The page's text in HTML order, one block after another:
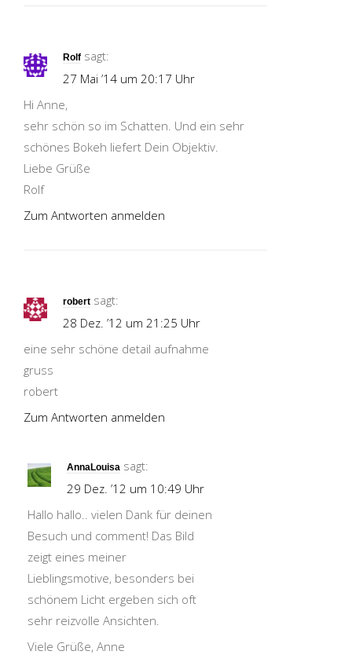
Rolf sagt:
27 Mai ’14 um 20:17 Uhr
Hi Anne,
sehr schön so im Schatten. Und ein sehr
schönes Bokeh liefert Dein Objektiv.
Liebe Grüße
Rolf
Zum Antworten anmelden
robert sagt:
28 Dez. ’12 um 21:25 Uhr
eine sehr schöne detail aufnahme
gruss
robert
Zum Antworten anmelden
AnnaLouisa sagt:
29 Dez. ’12 um 10:49 Uhr
Hallo hallo.. vielen Dank für deinen
Besuch und comment! Das Bild
zeigt eines meiner
Lieblingsmotive, besonders bei
schönem Licht ergeben sich oft
sehr reizvolle Ansichten.
Viele Grüße, Anne